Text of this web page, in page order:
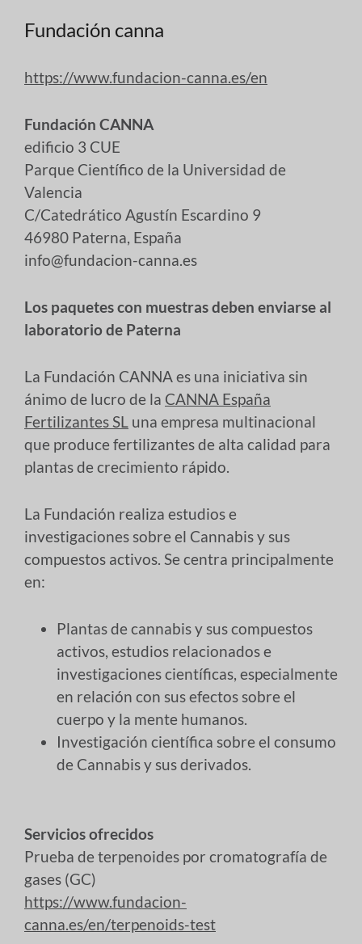
Fundación canna
https://www.fundacion-canna.es/en
Fundación CANNA
edificio 3 CUE
Parque Científico de la Universidad de
Valencia
C/Catedrático Agustín Escardino 9
46980 Paterna, España
info@fundacion-canna.es
Los paquetes con muestras deben enviarse al
laboratorio de Paterna
La Fundación CANNA es una iniciativa sin
ánimo de lucro de la CANNA España
Fertilizantes SL una empresa multinacional
que produce fertilizantes de alta calidad para
plantas de crecimiento rápido.
La Fundación realiza estudios e
investigaciones sobre el Cannabis y sus
compuestos activos. Se centra principalmente
en:
Plantas de cannabis y sus compuestos
activos, estudios relacionados e
investigaciones científicas, especialmente
en relación con sus efectos sobre el
cuerpo y la mente humanos.
Investigación científica sobre el consumo
de Cannabis y sus derivados.
Servicios ofrecidos
Prueba de terpenoides por cromatografía de
gases (GC)
https://www.fundacion-
canna.es/en/terpenoids-test